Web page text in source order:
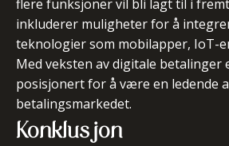
flere funksjoner vil bli lagt til i
inkluderer muligheter for å
teknologier som mobilapper, IoT-
Med veksten av digitale betalinger
posisjonert for å være en ledende
betalingsmarkedet.
Konklusjon